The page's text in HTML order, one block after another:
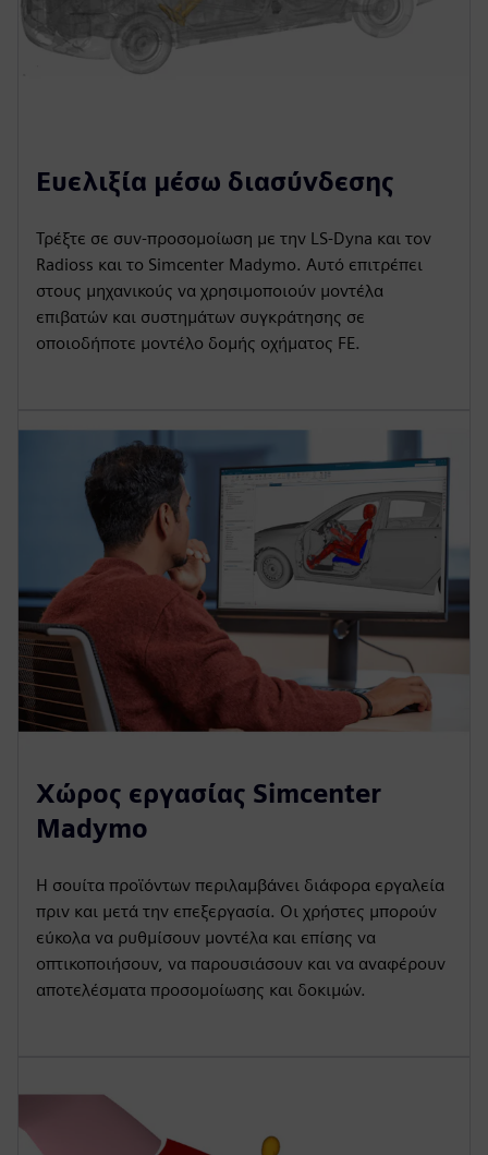
Ευελιξία μέσω διασύνδεσης
Τρέξτε σε συν-προσομοίωση με την LS-Dyna και τον
Radioss και το Simcenter Madymo. Αυτό επιτρέπει
στους μηχανικούς να χρησιμοποιούν μοντέλα
επιβατών και συστημάτων συγκράτησης σε
οποιοδήποτε μοντέλο δομής οχήματος FE.
Χώρος εργασίας Simcenter
Madymo
Η σουίτα προϊόντων περιλαμβάνει διάφορα εργαλεία
πριν και μετά την επεξεργασία. Οι χρήστες μπορούν
εύκολα να ρυθμίσουν μοντέλα και επίσης να
οπτικοποιήσουν, να παρουσιάσουν και να αναφέρουν
αποτελέσματα προσομοίωσης και δοκιμών.